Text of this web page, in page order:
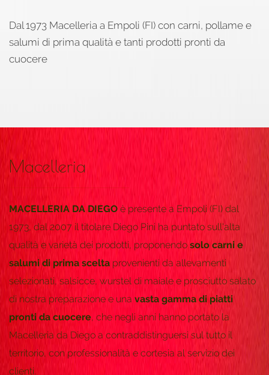
Dal 1973 Macelleria a Empoli (FI) con carni, pollame e
salumi di prima qualità e tanti prodotti pronti da
cuocere
Macelleria
MACELLERIA DA DIEGO è presente a Empoli (FI) dal
1973, dal 2007 il titolare Diego Pini ha puntato sull'alta
qualità e varietà dei prodotti, proponendosolo carni e
salumi di prima scelta provenienti da allevamenti
selezionati, salsicce, wurstel di maiale e prosciutto salato
di nostra preparazione e una vasta gamma di piatti
pronti da cuocere, che negli anni hanno portato la
Macelleria da Diego a contraddistinguersi sul tutto il
territorio, con professionalità e cortesia al servizio dei
clienti.